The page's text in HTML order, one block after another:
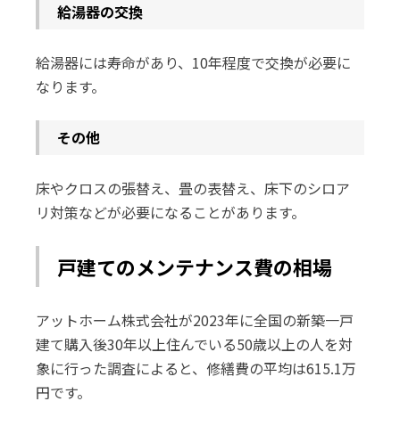
給湯器の交換
給湯器には寿命があり、10年程度で交換が必要に
なります。
その他
床やクロスの張替え、畳の表替え、床下のシロア
リ対策などが必要になることがあります。
戸建てのメンテナンス費の相場
アットホーム株式会社が2023年に全国の新築一戸
建て購入後30年以上住んでいる50歳以上の人を対
象に行った調査によると、修繕費の平均は615.1万
円です。